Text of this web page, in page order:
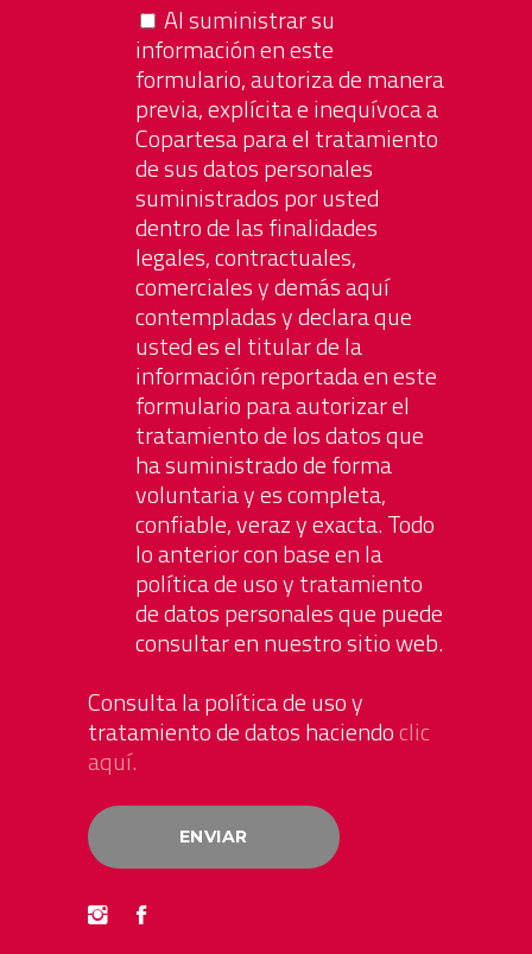
Al suministrar su
información en este
formulario, autoriza de manera
previa, explícita e inequívoca a
Copartesa para el tratamiento
de sus datos personales
suministrados por usted
dentro de las finalidades
legales, contractuales,
comerciales y demás aquí
contempladas y declara que
usted es el titular de la
información reportada en este
formulario para autorizar el
tratamiento de los datos que
ha suministrado de forma
voluntaria y es completa,
confiable, veraz y exacta. Todo
lo anterior con base en la
política de uso y tratamiento
de datos personales que puede
consultar en nuestro sitio web.
Consulta la política de uso y
tratamiento de datos haciendoclic
aquí.